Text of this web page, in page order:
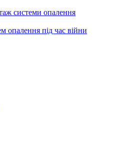
системи опалення
опалення під час війни